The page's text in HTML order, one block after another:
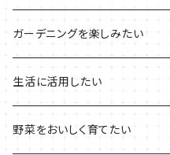
その他のプランターの栽培キット
2021年のハロウィン
2021年のクリスマス
フレッシュハーブ
リラックスしたい時に
シャキッとしたい時に
デトックスに
料理の定番ハーブ
イタリア料理に
魚料理に
ガーデニングを楽しみたい
花を楽しみたい
カラーリーフ
生活に活用したい
パーティーハーブ
野菜をおいしく育てたい